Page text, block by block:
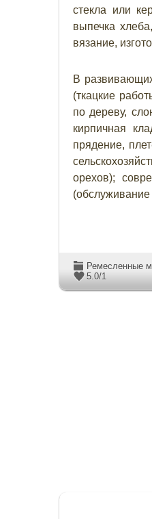
стекла или
выпечка
вязание,
В
(ткацкие
по дереву,
кирпичная
прядение,
орехов);
Ремесленные
5.0/1